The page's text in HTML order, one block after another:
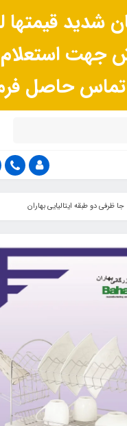
شدید قیمتها
جهت
حاصل
جا ظرفی دو طبقه ایتالیایی بهاران